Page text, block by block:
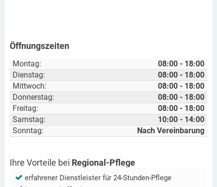
Öffnungszeiten
Montag:
08:00 - 18:00
Dienstag:
08:00 - 18:00
Mittwoch:
08:00 - 18:00
Donnerstag:
08:00 - 18:00
Freitag:
08:00 - 18:00
Samstag:
10:00 - 14:00
Sonntag:
Nach Vereinbarung
Ihre Vorteile bei Regional-Pflege
erfahrener Dienstleister für 24-Stunden-Pflege